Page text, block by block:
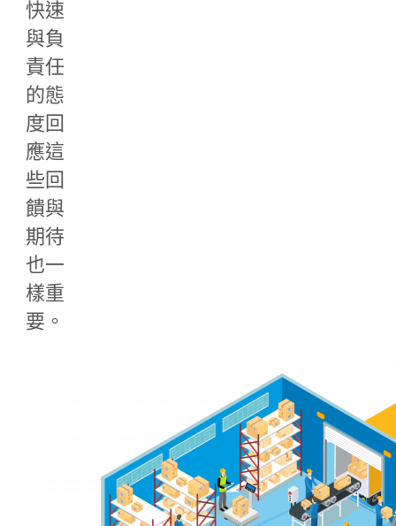
快速
與負
責任
的態
度回
應這
些回
饋與
期待
也一
樣重
要。